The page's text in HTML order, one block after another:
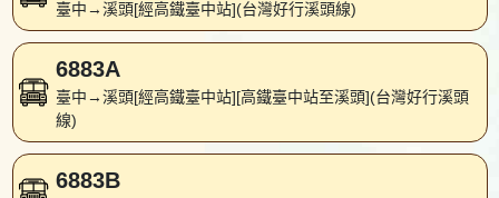
臺中→溪頭[經高鐵臺中站](台灣好行溪頭線)
6883A
臺中→溪頭[經高鐵臺中站][高鐵臺中站至溪頭](台灣好行溪頭
線)
6883B